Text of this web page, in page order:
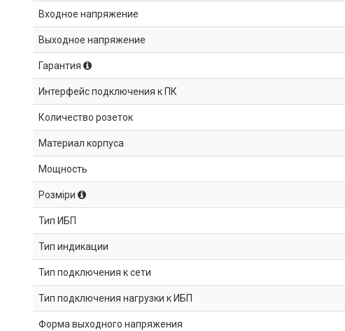
Входное напряжение
Выходное напряжение
Гарантия
Интерфейс подключения к ПК
Количество розеток
Материал корпуса
Мощность
Розміри
Тип ИБП
Тип индикации
Тип подключения к сети
Тип подключения нагрузки к ИБП
Форма выходного напряжения